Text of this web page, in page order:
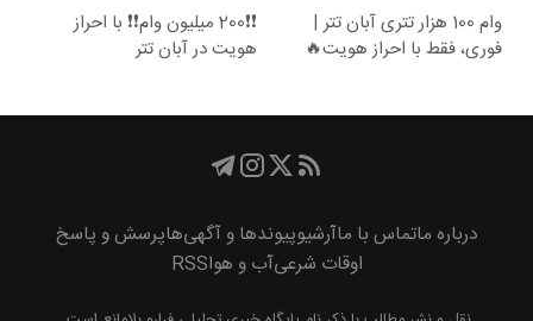
وام 100 هزار تتری آبان تتر |
فوری، فقط با احراز هویت🔥
❗❗200 میلیون وام❗❗ با احراز
هویت در آبان تتر
درباره ماتماس با ماآرشیوپیوند‌ها و آگهی‌هاپرسش و پاسخ
اوقات شرعیآب و هواRSS